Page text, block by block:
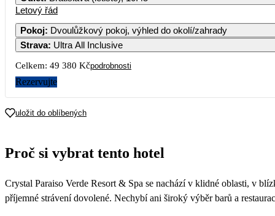
Letový řád
Pokoj: Dvoulůžkový pokoj, výhled do okolí/zahrady
Strava: Ultra All Inclusive
Celkem: 49 380 Kčpodrobnosti
Rezervujte
uložit do oblíbených
Proč si vybrat tento hotel
Crystal Paraiso Verde Resort & Spa se nachází v klidné oblasti, v
příjemné strávení dovolené. Nechybí ani široký výběr barů a